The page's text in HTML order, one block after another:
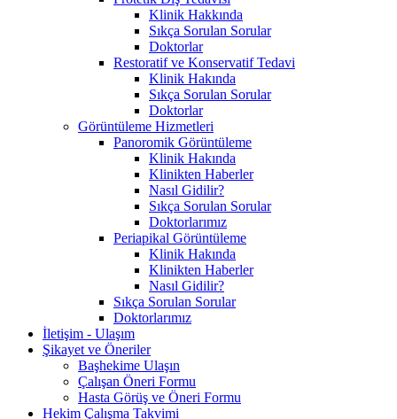
Klinik Hakkında
Sıkça Sorulan Sorular
Doktorlar
Restoratif ve Konservatif Tedavi
Klinik Hakında
Sıkça Sorulan Sorular
Doktorlar
Görüntüleme Hizmetleri
Panoromik Görüntüleme
Klinik Hakında
Klinikten Haberler
Nasıl Gidilir?
Sıkça Sorulan Sorular
Doktorlarımız
Periapikal Görüntüleme
Klinik Hakında
Klinikten Haberler
Nasıl Gidilir?
Sıkça Sorulan Sorular
Doktorlarımız
İletişim - Ulaşım
Şikayet ve Öneriler
Başhekime Ulaşın
Çalışan Öneri Formu
Hasta Görüş ve Öneri Formu
Hekim Çalışma Takvimi